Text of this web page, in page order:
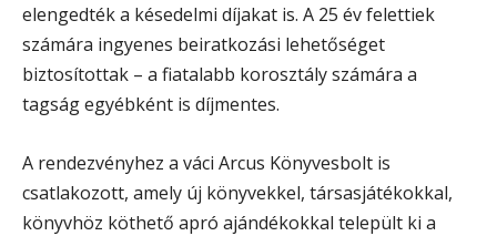
elengedték a késedelmi díjakat is. A 25 év felettiek
számára ingyenes beiratkozási lehetőséget
biztosítottak – a fiatalabb korosztály számára a
tagság egyébként is díjmentes.
A rendezvényhez a váci Arcus Könyvesbolt is
csatlakozott, amely új könyvekkel, társasjátékokkal,
könyvhöz köthető apró ajándékokkal települt ki a